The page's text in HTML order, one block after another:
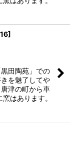
16]
田陶苑」での
を魅了してや
津の町から車
はあります。